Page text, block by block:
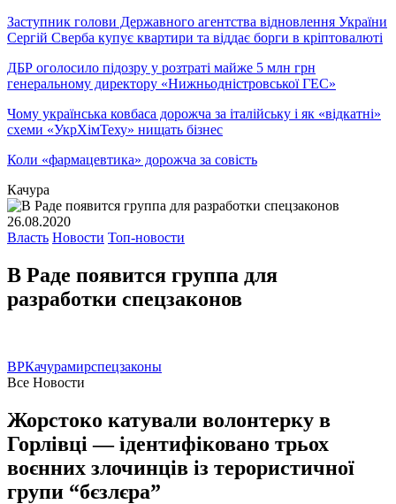
Заступник голови Державного агентства відновлення України
Сергій Сверба купує квартири та віддає борги в кріптовалюті
ДБР оголосило підозру у розтраті майже 5 млн грн
генеральному директору «Нижньодністровської ГЕС»
Чому українська ковбаса дорожча за італійську і як «відкатні»
схеми «УкрХімТеху» нищать бізнес
Коли «фармацевтика» дорожча за совість
Качура
26.08.2020
Власть Новости Топ-новости
В Раде появится группа для
разработки спецзаконов
ВРКачурамирспецзаконы
Все Новости
Жорстоко катували волонтерку в
Горлівці — ідентифіковано трьох
воєнних злочинців із терористичної
групи “бєзлєра”